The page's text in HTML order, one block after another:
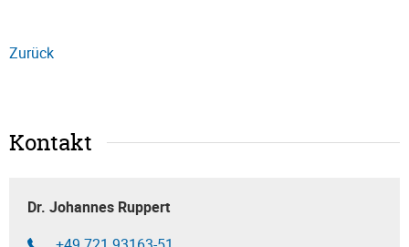
Zurück
Kontakt
Dr. Johannes Ruppert